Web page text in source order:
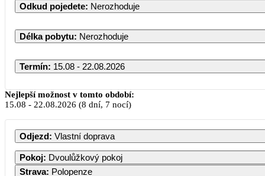
Odkud pojedete: Nerozhoduje
Délka pobytu: Nerozhoduje
Termín: 15.08 - 22.08.2026
Nejlepší možnost v tomto období:
15.08 - 22.08.2026 (8 dní, 7 nocí)
Odjezd: Vlastní doprava
Pokoj: Dvoulůžkový pokoj
Strava: Polopenze